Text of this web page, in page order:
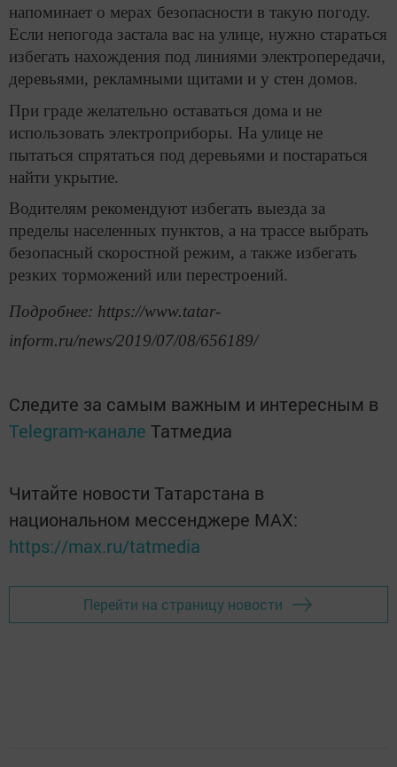
напоминает о мерах безопасности в такую погоду.
Если непогода застала вас на улице, нужно стараться
избегать нахождения под линиями электропередачи,
деревьями, рекламными щитами и у стен домов.
При граде желательно оставаться дома и не
использовать электроприборы. На улице не
пытаться спрятаться под деревьями и постараться
найти укрытие.
Водителям рекомендуют избегать выезда за
пределы населенных пунктов, а на трассе выбрать
безопасный скоростной режим, а также избегать
резких торможений или перестроений.
Подробнее: https://www.tatar-
inform.ru/news/2019/07/08/656189/
Следите за самым важным и интересным в
Telegram-канале Татмедиа
Читайте новости Татарстана в
национальном мессенджере MАХ:
https://max.ru/tatmedia
Перейти на страницу новости